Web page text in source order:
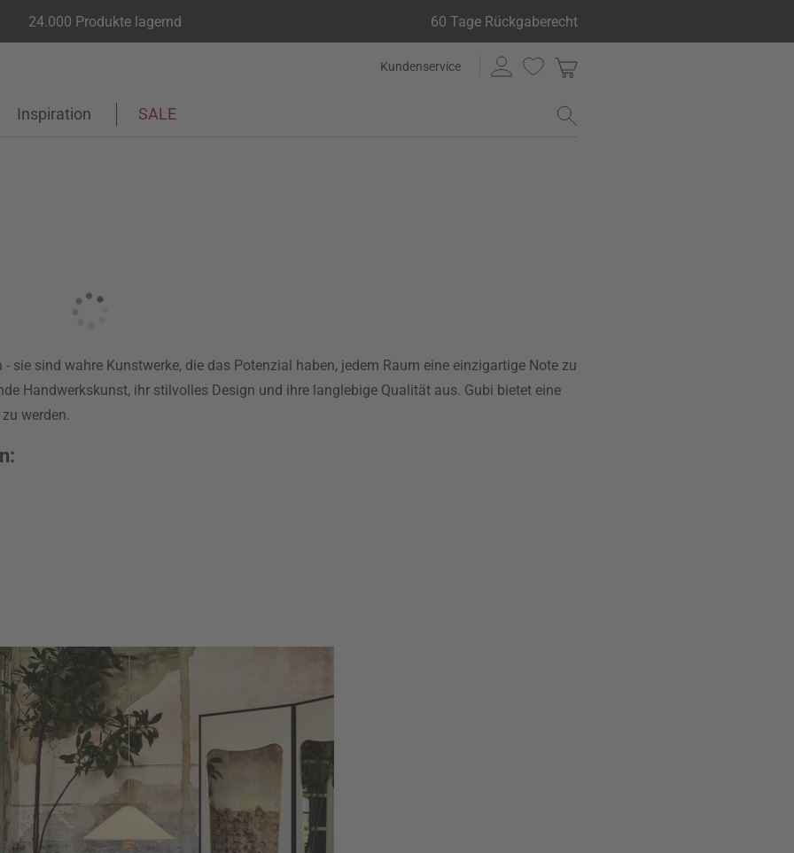
24.000 Produkte lagernd 60 Tage Rückgaberecht
Kundenservice
Inspiration SALE
sind wahre Kunstwerke, die das Potenzial haben, jedem Raum eine einzigartige Note zu
Handwerkskunst, ihr stilvolles Design und ihre langlebige Qualität aus. Gubi bietet eine
werden.